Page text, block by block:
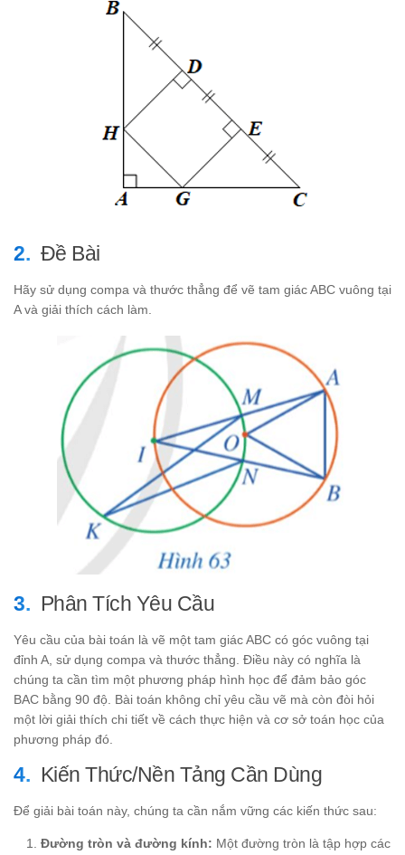
Đề Bài
Hãy sử dụng compa và thước thẳng để vẽ tam giác ABC vuông tại
A và giải thích cách làm.
Phân Tích Yêu Cầu
Yêu cầu của bài toán là vẽ một tam giác ABC có góc vuông tại
đỉnh A, sử dụng compa và thước thẳng. Điều này có nghĩa là
chúng ta cần tìm một phương pháp hình học để đảm bảo góc
BAC bằng 90 độ. Bài toán không chỉ yêu cầu vẽ mà còn đòi hỏi
một lời giải thích chi tiết về cách thực hiện và cơ sở toán học của
phương pháp đó.
Kiến Thức/Nền Tảng Cần Dùng
Để giải bài toán này, chúng ta cần nắm vững các kiến thức sau:
Đường tròn và đường kính: Một đường tròn là tập hợp các